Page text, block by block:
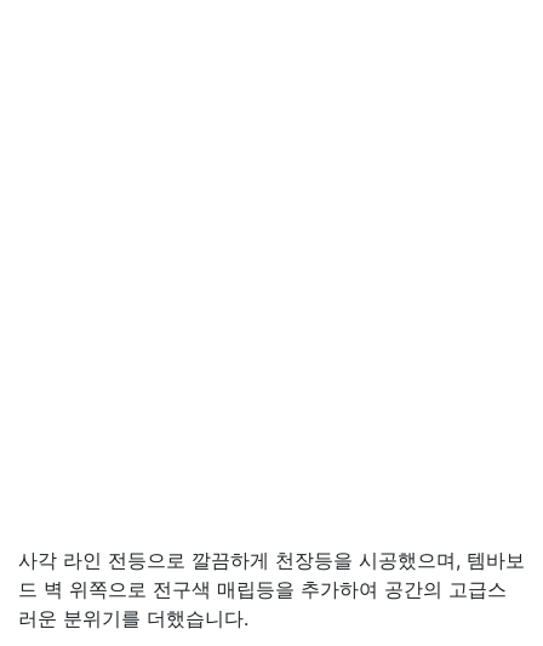
사각 라인 전등으로 깔끔하게 천장등을 시공했으며, 템바보
드 벽 위쪽으로 전구색 매립등을 추가하여 공간의 고급스
러운 분위기를 더했습니다.